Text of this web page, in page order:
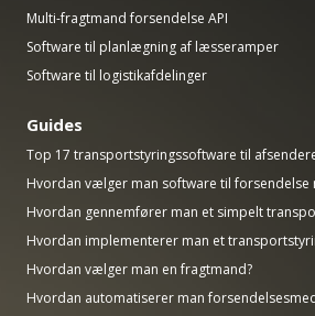
Multi-fragtmand forsendelse API
Software til planlægning af læsseramper
Software til logistikafdelinger
Guides
Top 17 transportstyringssoftware til
Hvordan vælger man software til
Hvordan gennemfører man et simpelt
Hvordan implementerer man et
Hvordan vælger man en fragtmand?
Hvordan automatiserer man